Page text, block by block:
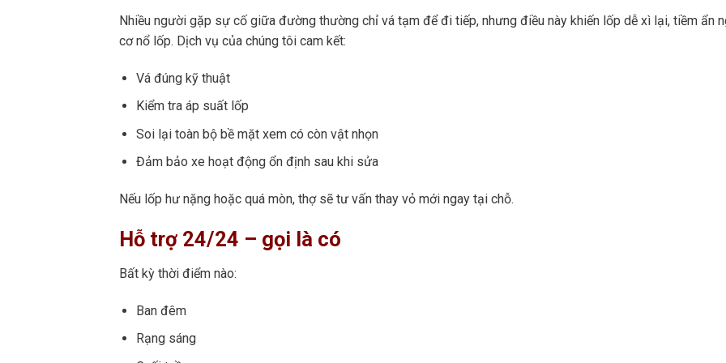
Nhiều người gặp sự cố giữa đường thường chỉ vá tạm để đi tiếp, nhưng điều này khiến lốp dễ xì lại, tiềm ẩn
cơ nổ lốp. Dịch vụ của chúng tôi cam kết:
Vá đúng kỹ thuật
Kiểm tra áp suất lốp
Soi lại toàn bộ bề mặt xem có còn vật nhọn
Đảm bảo xe hoạt động ổn định sau khi sửa
Nếu lốp hư nặng hoặc quá mòn, thợ sẽ tư vấn thay vỏ mới ngay tại chỗ.
Hỗ trợ 24/24 – gọi là có
Bất kỳ thời điểm nào:
Ban đêm
Rạng sáng